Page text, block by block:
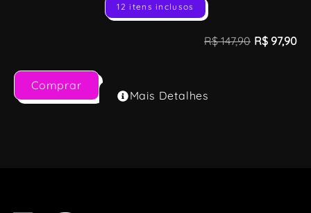
12 itens inclusos
R$147,90 R$ 97,90
Comprar
Mais Detalhes